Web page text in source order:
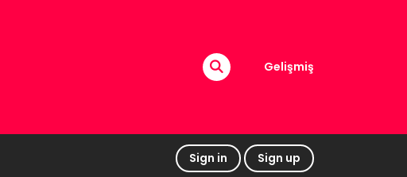
Gelişmiş
Sign in Sign up